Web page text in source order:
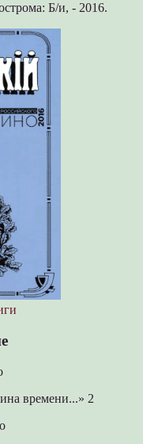
Б/и, - 2016.
времени...» 2